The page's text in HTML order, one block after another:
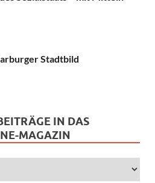
Stadtbild
IN DAS
MAGAZIN